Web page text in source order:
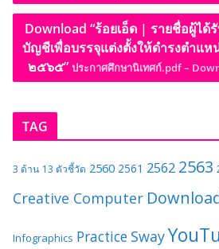
Download “ร้อยเอ็ด | รายชื่อผู้ได้
บัญชีเพื่อบรรจุแต่งตั้งให้ดำรงตำแห
๒๕๖๕” ประกาศศึกษานิเทศก์.pdf –
TAG
3 ด้าน 13 ตัวชี้วัด 2560 2561 2562 2563
Creative Computer
Infographics Practice Sway